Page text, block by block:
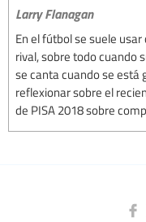
Larry Flanagan
En el fútbol se suele
rival, sobre todo cuando
se canta cuando se está
reflexionar sobre el
de PISA 2018 sobre